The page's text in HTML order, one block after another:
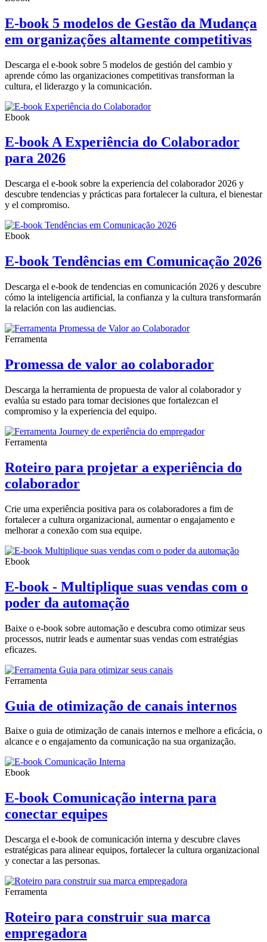
E-book 5 modelos de Gestão da Mudança
em organizações altamente competitivas
Descarga el e-book sobre 5 modelos de gestión del cambio y
aprende cómo las organizaciones competitivas transforman la
cultura, el liderazgo y la comunicación.
Ebook
E-book A Experiência do Colaborador
para 2026
Descarga el e-book sobre la experiencia del colaborador 2026 y
descubre tendencias y prácticas para fortalecer la cultura, el bienestar
y el compromiso.
Ebook
E-book Tendências em Comunicação 2026
Descarga el e-book de tendencias en comunicación 2026 y descubre
cómo la inteligencia artificial, la confianza y la cultura transformarán
la relación con las audiencias.
Ferramenta
Promessa de valor ao colaborador
Descarga la herramienta de propuesta de valor al colaborador y
evalúa su estado para tomar decisiones que fortalezcan el
compromiso y la experiencia del equipo.
Ferramenta
Roteiro para projetar a experiência do
colaborador
Crie uma experiência positiva para os colaboradores a fim de
fortalecer a cultura organizacional, aumentar o engajamento e
melhorar a conexão com sua equipe.
Ebook
E-book - Multiplique suas vendas com o
poder da automação
Baixe o e-book sobre automação e descubra como otimizar seus
processos, nutrir leads e aumentar suas vendas com estratégias
eficazes.
Ferramenta
Guia de otimização de canais internos
Baixe o guia de otimização de canais internos e melhore a eficácia, o
alcance e o engajamento da comunicação na sua organização.
Ebook
E-book Comunicação interna para
conectar equipes
Descarga el e-book de comunicación interna y descubre claves
estratégicas para alinear equipos, fortalecer la cultura organizacional
y conectar a las personas.
Ferramenta
Roteiro para construir sua marca
empregadora